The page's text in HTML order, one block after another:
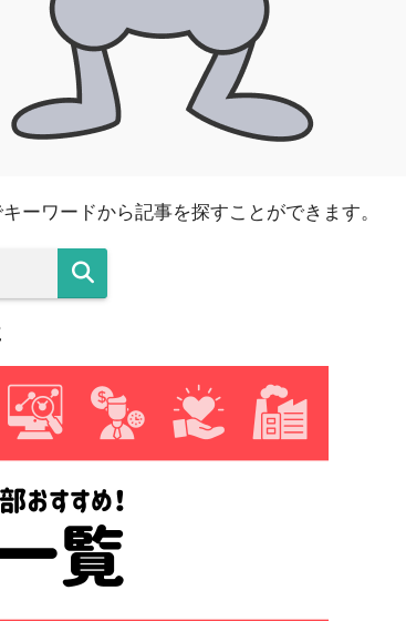
ーワードから記事を探すことができます。